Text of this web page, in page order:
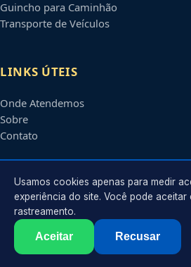
Guincho para Caminhão
Transporte de Veículos
LINKS ÚTEIS
Onde Atendemos
Sobre
Contato
CONTATO
Atendimento em
2026 Aparecida de Goiânia GO
Usamos cookies apenas para medir
experiência do site. Você pode aceitar
rastreamento.
Aceitar Recusar